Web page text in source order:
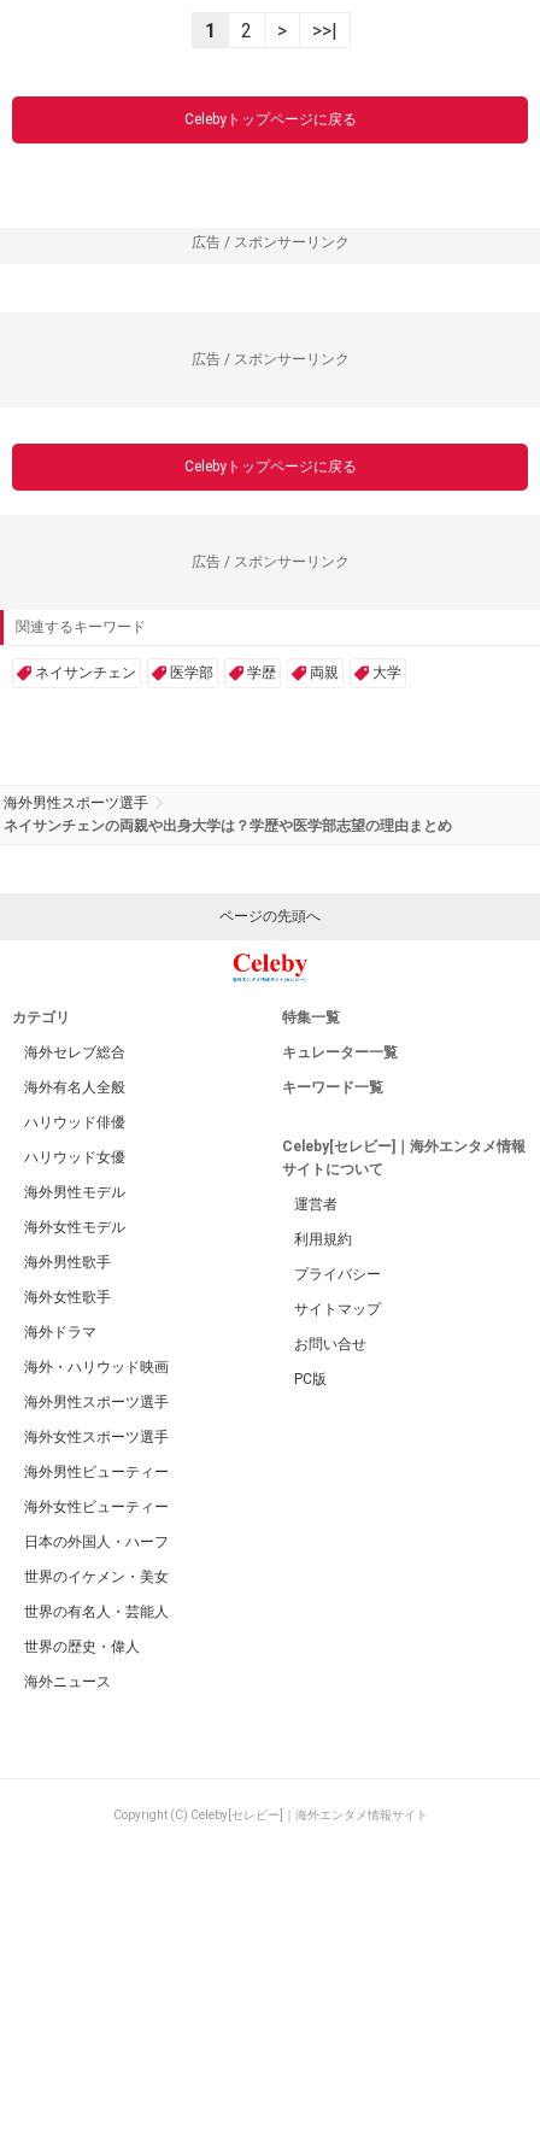
1 2 > >>|
Celebyトップページに戻る
広告 / スポンサーリンク
広告 / スポンサーリンク
Celebyトップページに戻る
広告 / スポンサーリンク
関連するキーワード
ネイサンチェン 医学部 学歴 両親 大学
海外男性スポーツ選手
ネイサンチェンの両親や出身大学は？学歴や医学部志望の理由まとめ
ページの先頭へ
カテゴリ
海外セレブ総合
海外有名人全般
ハリウッド俳優
ハリウッド女優
海外男性モデル
海外女性モデル
海外男性歌手
海外女性歌手
海外ドラマ
海外・ハリウッド映画
海外男性スポーツ選手
海外女性スポーツ選手
海外男性ビューティー
海外女性ビューティー
日本の外国人・ハーフ
世界のイケメン・美女
世界の有名人・芸能人
世界の歴史・偉人
海外ニュース
特集一覧
キュレーター一覧
キーワード一覧
Celeby[セレビー]｜海外エンタメ情報
サイトについて
運営者
利用規約
プライバシー
サイトマップ
お問い合せ
PC版
Copyright (C) Celeby[セレビー]｜海外エンタメ情報サイト